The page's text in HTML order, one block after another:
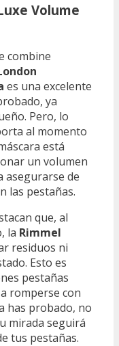
Volume
combine
es una excelente
ya
Pero, lo
al momento
está
un volumen
asegurarse de
las pestañas.
que, al
la Rimmel
residuos ni
Esto es
pestañas
romperse con
has probado, no
mirada seguirá
tus pestañas.